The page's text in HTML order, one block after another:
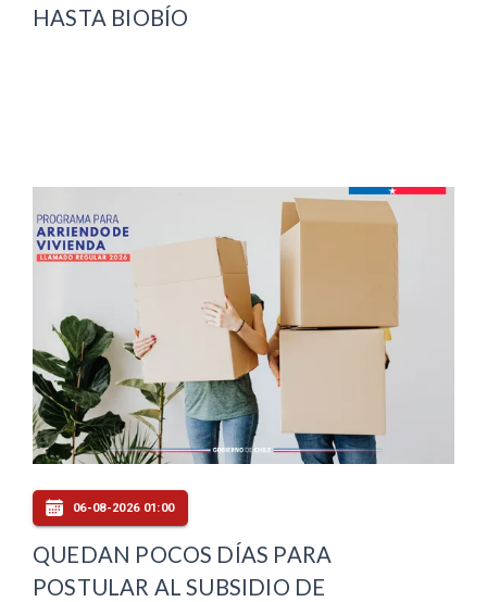
HASTA BIOBÍO
06-08-2026 01:00
QUEDAN POCOS DÍAS PARA
POSTULAR AL SUBSIDIO DE